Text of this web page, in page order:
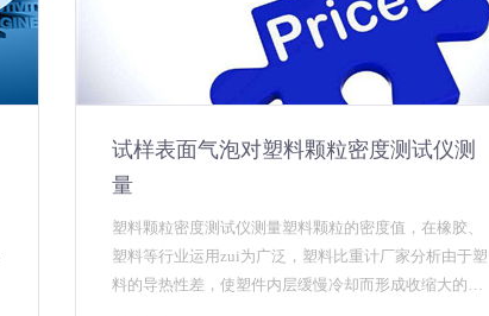
试样表面气泡对塑料颗粒密度测试仪测
量
塑料颗粒密度测试仪测量塑料颗粒的密度值，在橡胶、
塑料等行业运用zui为广泛，塑料比重计厂家分析由于塑
料的导热性差，使塑件内层缓慢冷却而形成收缩大的高